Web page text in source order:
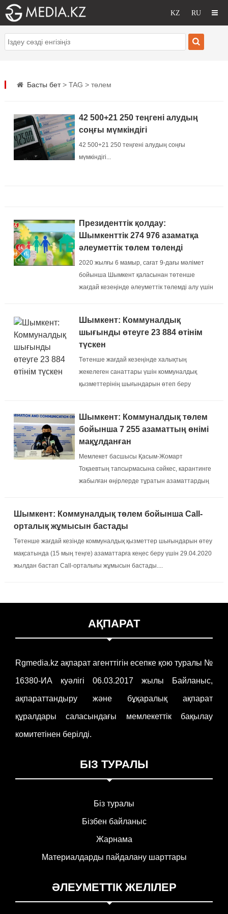
Басты бет> TAG > төлем
42 500+21 250 теңгені алудың
соңғы мүмкіндігі
42 500+21 250 теңгені алудың соңғы
мүмкіндігі...
Президенттік қолдау:
Шымкенттік 274 976 азаматқа
әлеуметтік төлем төленді
2020 жылғы 6 мамыр, сағат 9-дағы мәлімет
бойынша Шымкент қаласынан төтенше
жағдай кезеңінде әлеуметтік төлемді алу үшін
Шымкент: Коммуналдық
шығынды өтеуге 23 884 өтінім
түскен
Төтенше жағдай кезеңінде халықтың
жекелеген санаттары үшін коммуналдық
қызметтерінің шығындарын өтеп беру
интернет платформасына 23 884 өтінім келіп
түскен. Қазыр барл...
Шымкент: Коммуналдық төлем
бойынша 7 255 азаматтың өнімі
мақұлданған
Мемлекет басшысы Қасым-Жомарт
Тоқаевтың тапсырмасына сәйкес, карантинге
жабылған өңірлерде тұратын азаматтардың
бұған дейін хабарланған болатын....
Шымкент: Коммуналдық төлем бойынша Call-
орталық жұмысын бастады
Төтенше жағдай кезінде коммуналдық қызметтер шығындарын өтеу
мақсатында (15 мың теңге) азаматтарға кеңес беру үшін 29.04.2020
жылдан бастап Call-орталығы жұмысын бастады....
АҚПАРАТ
Rgmedia.kz ақпарат агенттігін есепке қою туралы №
16380-ИА куәлігі 06.03.2017 жылы Байланыс,
ақпараттандыру және бұқаралық ақпарат
құралдары саласындағы мемлекеттік бақылау
комитетінен берілді.
БІЗ ТУРАЛЫ
Біз туралы
Бізбен байланыс
Жарнама
Материалдарды пайдалану шарттары
ӘЛЕУМЕТТІК ЖЕЛІЛЕР